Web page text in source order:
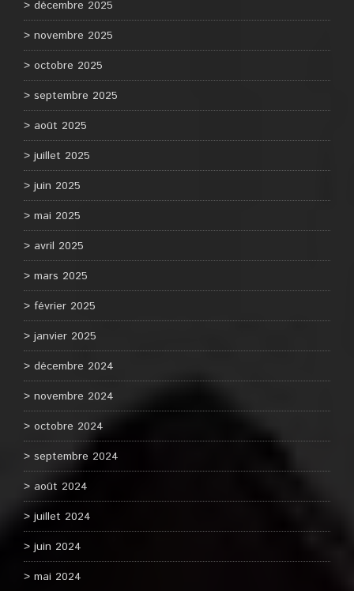
décembre 2025
novembre 2025
octobre 2025
septembre 2025
août 2025
juillet 2025
juin 2025
mai 2025
avril 2025
mars 2025
février 2025
janvier 2025
décembre 2024
novembre 2024
octobre 2024
septembre 2024
août 2024
juillet 2024
juin 2024
mai 2024